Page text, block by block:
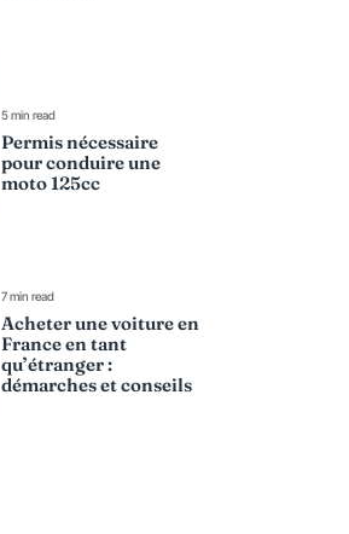
5 min read
Permis nécessaire
pour conduire une
moto 125cc
7 min read
Acheter une voiture en
France en tant
qu’étranger :
démarches et conseils